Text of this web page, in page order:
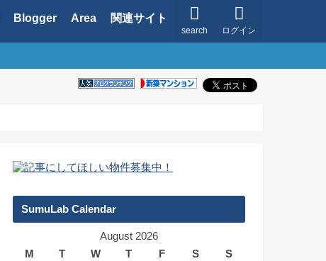
ログイン
search
Blogger Area 関連サイト
SumuLab Calendar
August 2026
M
T W T F S
S